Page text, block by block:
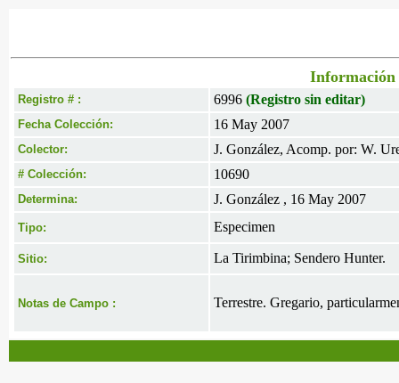
Información
Registro # : 6996 (Registro sin editar)
Fecha Colección: 16 May 2007
Colector: J. González, Acomp. por: W.
# Colección: 10690
Determina: J. González , 16 May 2007
Tipo: Especimen
Sitio: La Tirimbina; Sendero Hunter.
Notas de Campo : Terrestre. Gregario,